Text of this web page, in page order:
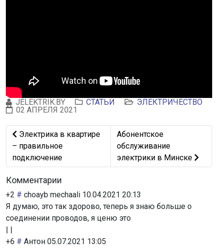
JELEKTRIK.BY СТАТЬИ
ЭЛЕКТРИЧЕСТВО
02 АПРЕЛЯ 2021
Предыдущий: Электрика в квартире – правильное
Электрика в квартире
– правильное
подключение
Следующий: Абонентское
Абонентское
обслуживание
электрики в Минске
Комментарии
+2 # choayb mechaali 10.04.2021 20:13
Я думаю, это так здорово, теперь я знаю больше о
соединении проводов, я ценю это
+6 # Антон 05.07.2021 13:05